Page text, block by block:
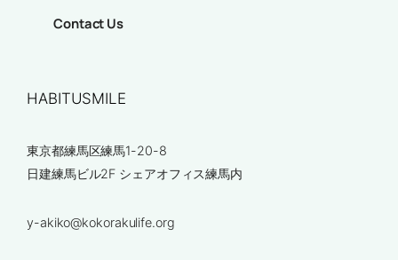
Contact Us
HABITUSMILE
東京都練馬区練馬1-20-8
日建練馬ビル2F シェアオフィス練馬内
y-akiko@kokorakulife.org